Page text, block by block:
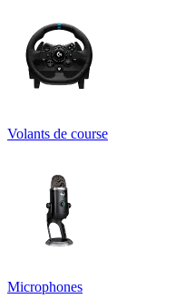
Volants de course
Microphones